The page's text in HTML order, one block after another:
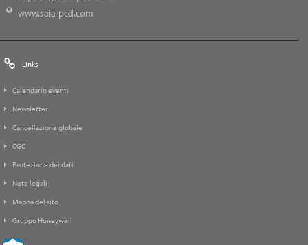
www.saia-pcd.com
Links
Calendario eventi
Newsletter
Cancellazione globale
CGC
Protezione dei dati
Note legali
Mappa del sito
Gruppo Honeywell